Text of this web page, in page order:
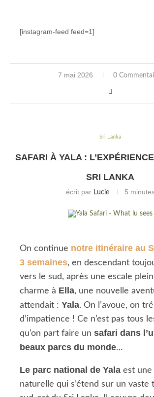
[instagram-feed feed=1]
7 mai 2026 0
Sri Lanka
SAFARI À YALA :
SRI LANKA
écrit par Lucie 5
On continue notre itinéraire au
3 semaines, en descendant
vers le sud, après une escale
charme à Ella, une nouvelle
attendait : Yala. On l’avoue, on
d’impatience ! Ce n’est pas tous
qu’on part faire un safari dans
beaux parcs du monde…
Le parc national de Yala est
naturelle qui s’étend sur un